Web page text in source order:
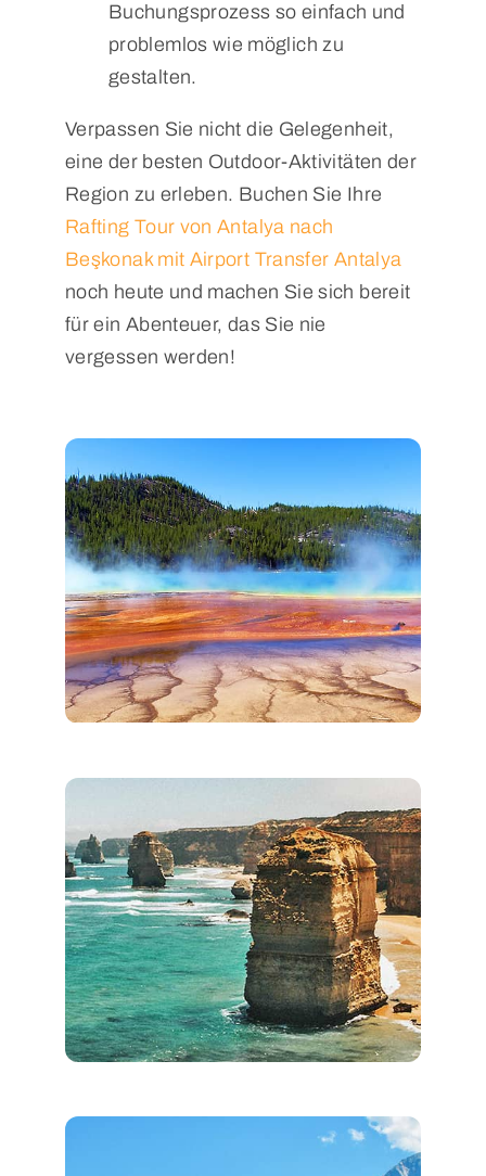
Buchungsprozess so einfach und
problemlos wie möglich zu
gestalten.
Verpassen Sie nicht die Gelegenheit,
eine der besten Outdoor-Aktivitäten der
Region zu erleben. Buchen Sie Ihre
Rafting Tour von Antalya nach
Beşkonak mit Airport Transfer Antalya
noch heute und machen Sie sich bereit
für ein Abenteuer, das Sie nie
vergessen werden!